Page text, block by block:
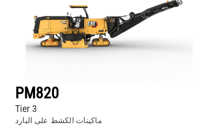
PM820
ماكينات الكشط على البارد
Tier 3